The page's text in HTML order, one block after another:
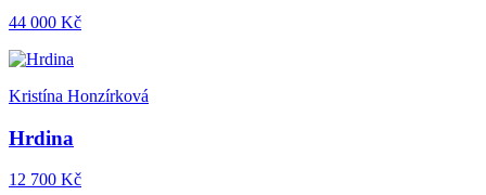
44 000 Kč
Kristína Honzírková
Hrdina
12 700 Kč